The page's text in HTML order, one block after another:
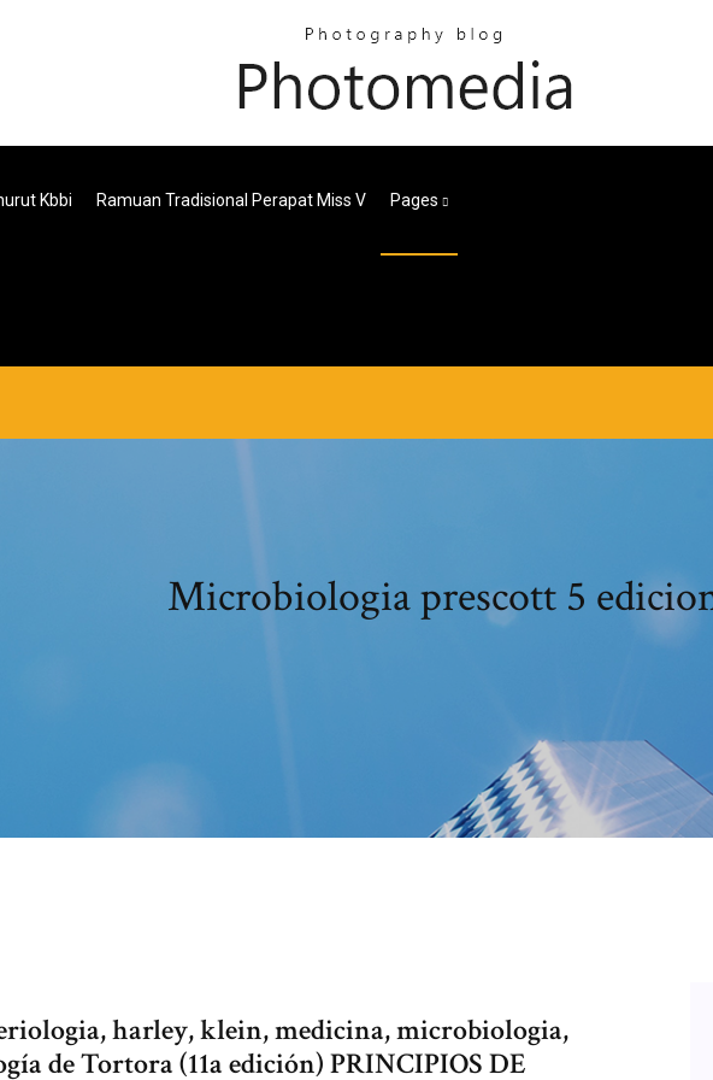
Kbbi Ramuan Tradisional Perapat Miss V Pages
Microbiologia prescott 5
harley, klein, medicina, microbiologia,
de Tortora (11a edición) PRINCIPIOS DE